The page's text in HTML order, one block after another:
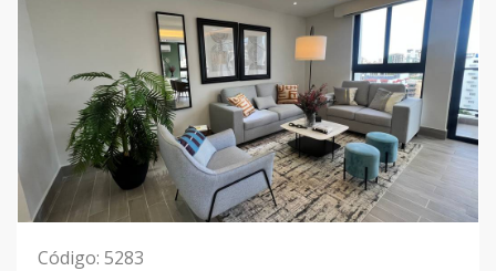
Código: 5283